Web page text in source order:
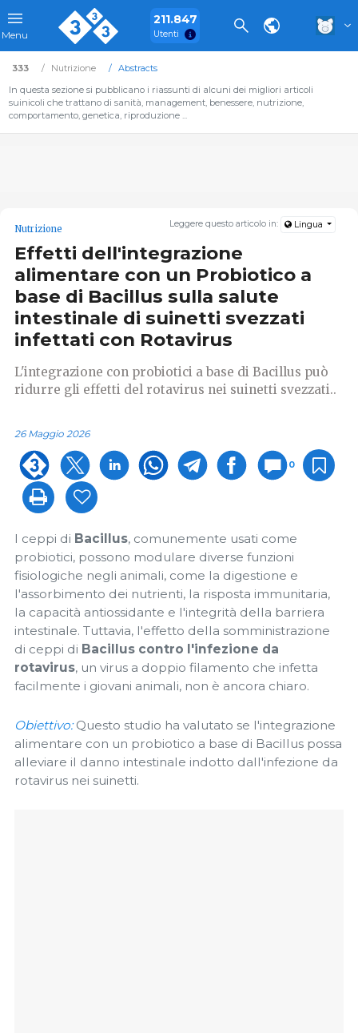
Menu
211.847
Utenti
333 Nutrizione
Abstracts
In questa sezione si pubblicano i riassunti di alcuni dei migliori articoli
suinicoli che trattano di sanità, management, benessere, nutrizione,
comportamento, genetica, riproduzione ...
Leggere questo articolo in: Lingua
Nutrizione
Effetti dell'integrazione
alimentare con un Probiotico a
base di Bacillus sulla salute
intestinale di suinetti svezzati
infettati con Rotavirus
L'integrazione con probiotici a base di Bacillus può
ridurre gli effetti del rotavirus nei suinetti svezzati..
26 Maggio 2026
0
I ceppi di Bacillus, comunemente usati come
probiotici, possono modulare diverse funzioni
fisiologiche negli animali, come la digestione e
l'assorbimento dei nutrienti, la risposta immunitaria,
la capacità antiossidante e l'integrità della barriera
intestinale. Tuttavia, l'effetto della somministrazione
di ceppi di Bacillus contro l'infezione da
rotavirus, un virus a doppio filamento che infetta
facilmente i giovani animali, non è ancora chiaro.
Obiettivo:Questo studio ha valutato se l'integrazione
alimentare con un probiotico a base di Bacillus possa
alleviare il danno intestinale indotto dall'infezione da
rotavirus nei suinetti.